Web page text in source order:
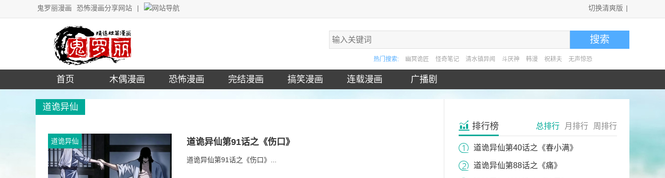
鬼罗丽漫画 恐怖漫画分享网站 | 网站导航 切换清爽版 |
热门搜索: 幽冥诡匠 怪奇笔记 清水镇异闻 斗厌神 韩漫 祝耕夫 无声惊恐
首页 木偶漫画 恐怖漫画 完结漫画 搞笑漫画 连载漫画 广播剧
道诡异仙
道诡异仙 道诡异仙第91话之《伤口》
道诡异仙第91话之《伤口》...
总排行 月排行 周排行
排行榜
道诡异仙第40话之《春小满》
道诡异仙第88话之《痛》